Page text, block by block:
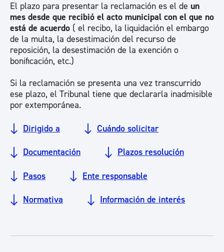
El plazo para presentar la reclamación es el de un
mes desde que recibió el acto municipal con el que no
está de acuerdo ( el recibo, la liquidación el embargo
de la multa, la desestimación del recurso de
reposición, la desestimación de la exención o
bonificación, etc.)
Si la reclamación se presenta una vez transcurrido
ese plazo, el Tribunal tiene que declararla inadmisible
por extemporánea.
Dirigido a Cuándo solicitar
Documentación Plazos resolución
Pasos Ente responsable
Normativa Información de interés